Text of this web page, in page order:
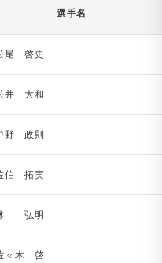
選手名
尾 啓史
井 大和
野 政則
伯 拓実
弘明
々木 啓